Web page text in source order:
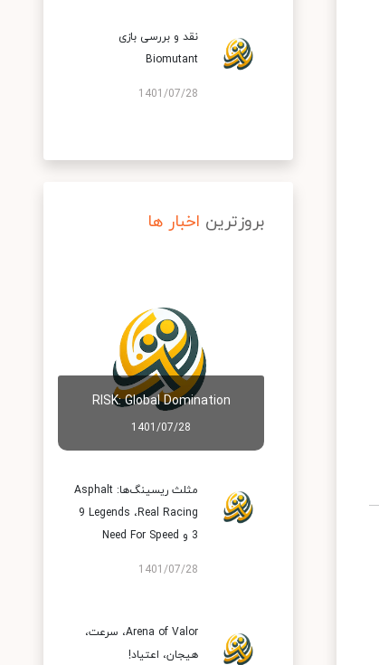
نقد و بررسی بازی
Biomutant
1401/07/28
بروزترین اخبار ها
RISK: Global Domination
1401/07/28
مثلث ریسینگ‌ها: Asphalt
9 Legends ،Real Racing
3 و Need For Speed
1401/07/28
Arena of Valor، سرعت،
هیجان، اعتیاد!